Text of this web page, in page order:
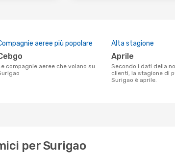
aeree più popolare
Cebgo
su
Alta stagione
aprile
Secondo i dati della nostra ricerca
clienti, la stagione di
Surigao è aprile.
per Surigao